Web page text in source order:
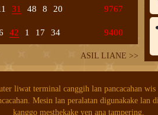
31 48 8 20 9767
42 1 17 34 9400
ASIL LIANE >>
liwat terminal canggih lan pancacahan
Mesin lan peralatan digunakake
kanggo mesthekake yen ana tampering.